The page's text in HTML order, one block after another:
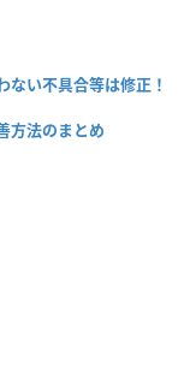
い不具合等は修正！
方法のまとめ